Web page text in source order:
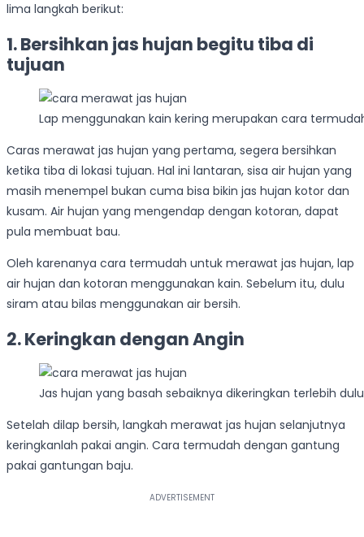
lima langkah berikut:
1. Bersihkan jas hujan begitu tiba di
tujuan
Lap menggunakan kain kering merupakan cara
Caras merawat jas hujan yang pertama, segera bersihkan
ketika tiba di lokasi tujuan. Hal ini lantaran, sisa air hujan yang
masih menempel bukan cuma bisa bikin jas hujan kotor dan
kusam. Air hujan yang mengendap dengan kotoran, dapat
pula membuat bau.
Oleh karenanya cara termudah untuk merawat jas hujan, lap
air hujan dan kotoran menggunakan kain. Sebelum itu, dulu
siram atau bilas menggunakan air bersih.
2. Keringkan dengan Angin
Jas hujan yang basah sebaiknya dikeringkan terlebih
Setelah dilap bersih, langkah merawat jas hujan selanjutnya
keringkanlah pakai angin. Cara termudah dengan gantung
pakai gantungan baju.